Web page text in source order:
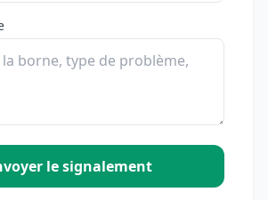
le signalement